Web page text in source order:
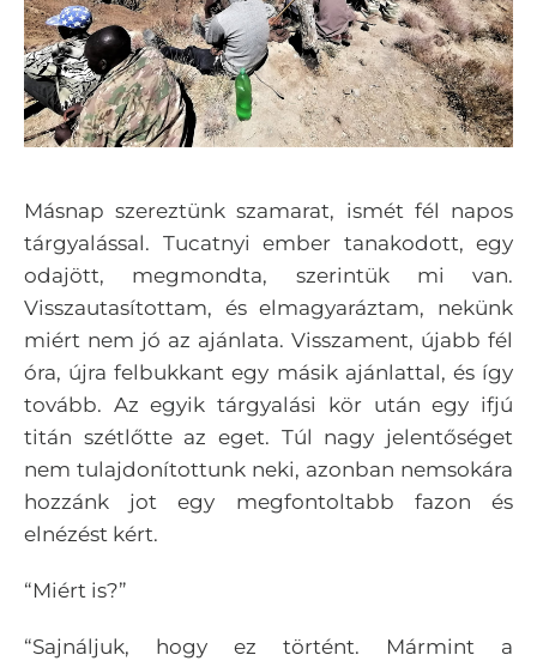
Másnap szereztünk szamarat, ismét fél napos
tárgyalással. Tucatnyi ember tanakodott, egy
odajött, megmondta, szerintük mi van.
Visszautasítottam, és elmagyaráztam, nekünk
miért nem jó az ajánlata. Visszament, újabb fél
óra, újra felbukkant egy másik ajánlattal, és így
tovább. Az egyik tárgyalási kör után egy ifjú
titán szétlőtte az eget. Túl nagy jelentőséget
nem tulajdonítottunk neki, azonban nemsokára
hozzánk jot egy megfontoltabb fazon és
elnézést kért.
“Miért is?”
“Sajnáljuk, hogy ez történt. Mármint a